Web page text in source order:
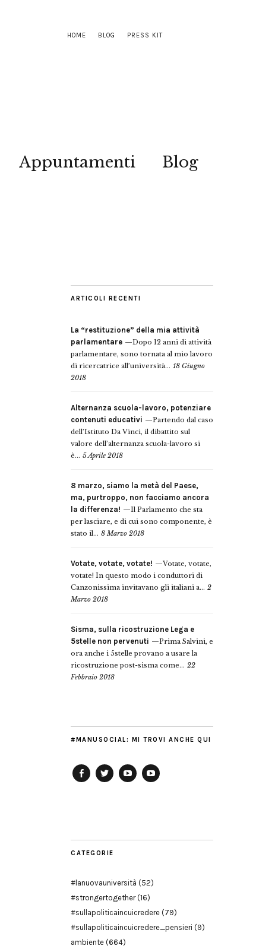
HOME BLOG PRESS KIT
Appuntamenti Blog
ARTICOLI RECENTI
La “restituzione” della mia attività
parlamentare
Dopo 12 anni di attività
parlamentare, sono tornata al mio lavoro
di ricercatrice all’università... 18 Giugno
2018
Alternanza scuola-lavoro, potenziare
contenuti educativi
Partendo dal caso
dell’Istituto Da Vinci, il dibattito sul
valore dell’alternanza scuola-lavoro si
è... 5 Aprile 2018
8 marzo, siamo la metà del Paese,
ma, purtroppo, non facciamo ancora
la differenza!
Il Parlamento che sta
per lasciare, e di cui sono componente, è
stato il... 8 Marzo 2018
Votate, votate, votate!
Votate, votate,
votate! In questo modo i conduttori di
Canzonissima invitavano gli italiani a... 2
Marzo 2018
Sisma, sulla ricostruzione Lega e
5stelle non pervenuti
Prima Salvini, e
ora anche i 5stelle provano a usare la
ricostruzione post-sisma come... 22
Febbraio 2018
#MANUSOCIAL: MI TROVI ANCHE QUI
CATEGORIE
#lanuovauniversità (52)
#strongertogether(16)
#sullapoliticaincuicredere (79)
#sullapoliticaincuicredere_pensieri (9)
ambiente (664)